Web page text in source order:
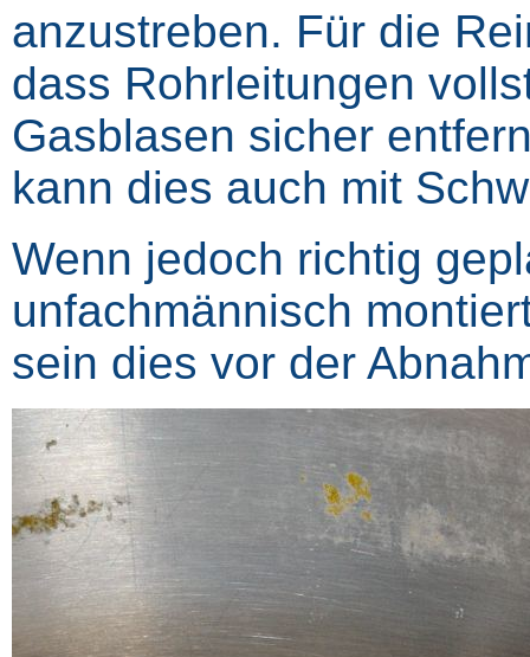
anzustreben. Für die
dass Rohrleitungen
Gasblasen sicher
kann dies auch mit
Wenn jedoch richtig
unfachmännisch
sein dies vor der